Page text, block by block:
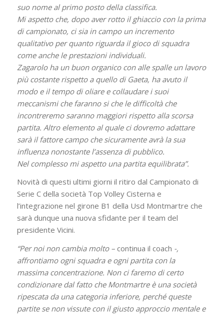
suo nome al primo posto della classifica.
Mi aspetto che, dopo aver rotto il ghiaccio con la prima
di campionato, ci sia in campo un incremento
qualitativo per quanto riguarda il gioco di squadra
come anche le prestazioni individuali.
Zagarolo ha un buon organico con alle spalle un lavoro
più costante rispetto a quello di Gaeta, ha avuto il
modo e il tempo di oliare e collaudare i suoi
meccanismi che faranno si che le difficoltà che
incontreremo saranno maggiori rispetto alla scorsa
partita. Altro elemento al quale ci dovremo adattare
sarà il fattore campo che sicuramente avrà la sua
influenza nonostante l’assenza di pubblico.
Nel complesso mi aspetto una partita equilibrata”.
Novità di questi ultimi giorni il ritiro dal Campionato di
Serie C della società Top Volley Cisterna e
l’integrazione nel girone B1 della Usd Montmartre che
sarà dunque una nuova sfidante per il team del
presidente Vicini.
“Per noi non cambia molto – continua il coach -,
affrontiamo ogni squadra e ogni partita con la
massima concentrazione. Non ci faremo di certo
condizionare dal fatto che Montmartre è una società
ripescata da una categoria inferiore, perché queste
partite se non vissute con il giusto approccio mentale e